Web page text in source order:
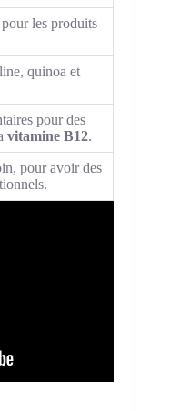
les produits
quinoa et
pour des
vitamine B12.
pour avoir des